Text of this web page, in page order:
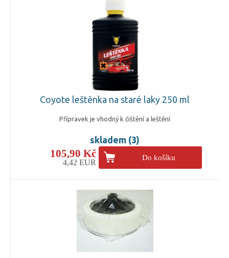
Coyote leštěnka na staré laky 250 ml
Přípravek je vhodný k čištění a leštění
skladem (3)
105,90 Kč
4,42 EUR
Do košíku